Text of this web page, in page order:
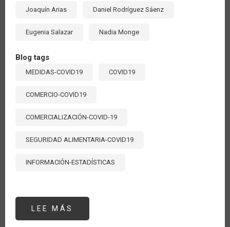
Joaquín Arias Daniel Rodríguez Sáenz
Eugenia Salazar Nadia Monge
Blog tags
MEDIDAS-COVID19 COVID19
COMERCIO-COVID19
COMERCIALIZACIÓN-COVID-19
SEGURIDAD ALIMENTARIA-COVID19
INFORMACIÓN-ESTADÍSTICAS
LEE MÁS
SON